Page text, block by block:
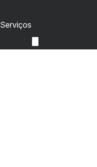
Serviços